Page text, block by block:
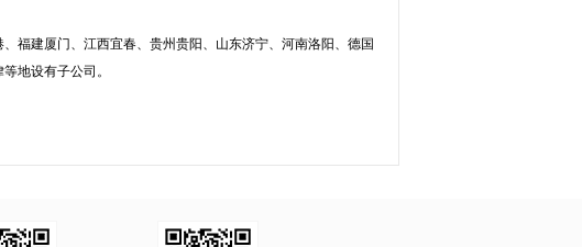
福建厦门、江西宜春、贵州贵阳、山东济宁、河南洛阳、德国
地设有子公司。